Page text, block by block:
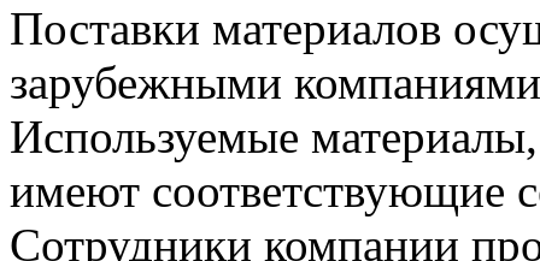
Поставки материалов
зарубежными
Используемые
имеют соответствующие
Сотрудники компании